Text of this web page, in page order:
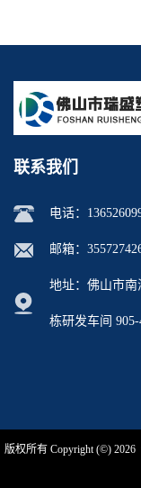
联系我们
电话：
邮箱：
地址：佛山市南
栋研发车间
版权所有 Copyright (©) 2026